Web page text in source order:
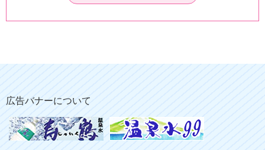
広告バナーについて